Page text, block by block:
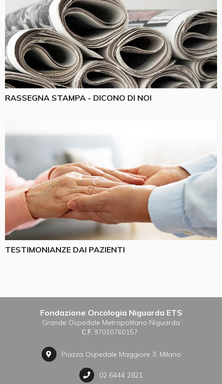
RASSEGNA STAMPA - DICONO DI NOI
TESTIMONIANZE DAI PAZIENTI
Fondazione Oncologia Niguarda ETS
Grande Ospedale Metropolitano Niguarda
C.F. 97030760157
Piazza Ospedale Maggiore 3, Milano
02 6444 2821